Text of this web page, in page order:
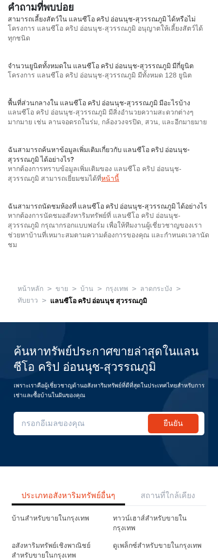
คำถามที่พบบ่อย
สามารถเลี้ยงสัตว์ใน แลนซีโอ คริป อ่อนนุช-สุวรรณภูมิ ได้หรือไม่
โครงการ แลนซีโอ คริป อ่อนนุช-สุวรรณภูมิ อนุญาตให้เลี้ยงสัตว์ได้
ทุกชนิด
จำนวนยูนิตทั้งหมดใน แลนซีโอ คริป อ่อนนุช-สุวรรณภูมิ มีกี่ยูนิต
โครงการ แลนซีโอ คริป อ่อนนุช-สุวรรณภูมิ มีทั้งหมด 128 ยูนิต
พื้นที่ส่วนกลางใน แลนซีโอ คริป อ่อนนุช-สุวรรณภูมิ มีอะไรบ้าง
แลนซีโอ คริป อ่อนนุช-สุวรรณภูมิ มีสิ่งอำนวยความสะดวกต่างๆ
มากมาย เช่น ลานจอดรถในร่ม, กล้องวงจรปิด, สวน, และอีกมายมาย
ฉันสามารถค้นหาข้อมูลเพิ่มเติมเกี่ยวกับ แลนซีโอ คริป อ่อนนุช-
สุวรรณภูมิ ได้อย่างไร?
หากต้องการทราบข้อมูลเพิ่มเติมของ แลนซีโอ คริป อ่อนนุช-
สุวรรณภูมิ สามารถเยี่ยมชมได้ที่หน้านี้
ฉันสามารถนัดชมห้องที่ แลนซีโอ คริป อ่อนนุช-สุวรรณภูมิ ได้อย่างไร
หากต้องการนัดชมอสังหาริมทรัพย์ที่ แลนซีโอ คริป อ่อนนุช-
สุวรรณภูมิ กรุณากรอกแบบฟอร์ม เพื่อให้ทีมงานผู้เชี่ยวชาญของเรา
ช่วยหาบ้านที่เหมาะสมตามความต้องการของคุณ และกำหนดเวลานัด
ชม
หน้าหลัก > ขาย > บ้าน > กรุงเทพ > ลาดกระบัง >
ทับยาว > แลนซีโอ คริป อ่อนนุช สุวรรณภูมิ
ค้นหาทรัพย์ประกาศขายล่าสุดในแลน
ซีโอ คริป อ่อนนุช-สุวรรณภูมิ
เพราะเราคือผู้เชี่ยวชาญด้านอสังหาริมทรัพย์ที่ดีที่สุดในประเทศไทยสำหรับการ
เช่าและซื้อบ้านในฝันของคุณ
ยืนยัน
ประเภทอสังหาริมทรัพย์อื่นๆ สถานที่ใกล้เคียง
บ้านสำหรับขายในกรุงเทพ
ทาวน์เฮาส์สำหรับขายใน
กรุงเทพ
อสังหาริมทรัพย์เชิงพาณิชย์
สำหรับขายในกรุงเทพ
ดูเพล็กซ์สำหรับขายในกรุงเทพ